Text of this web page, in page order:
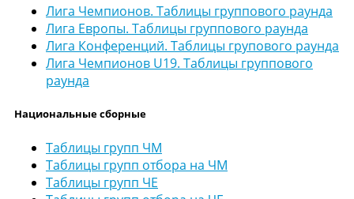
Лига Чемпионов. Таблицы группового раунда
Лига Европы. Таблицы группового раунда
Лига Конференций. Таблицы групового раунда
Лига Чемпионов U19. Таблицы группового
раунда
Национальные сборные
Таблицы групп ЧМ
Таблицы групп отбора на ЧМ
Таблицы групп ЧЕ